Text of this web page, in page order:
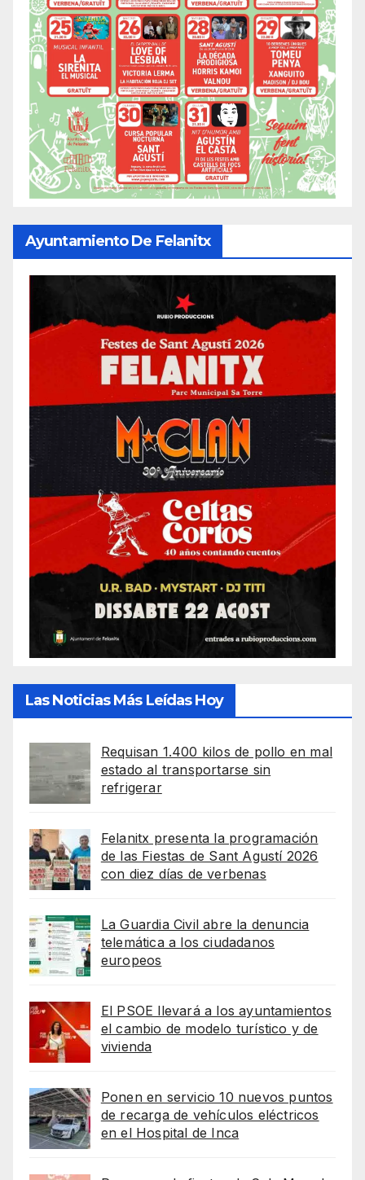
Ayuntamiento De Felanitx
Las Noticias Más Leídas Hoy
Requisan 1.400 kilos de pollo en mal
estado al transportarse sin
refrigerar
Felanitx presenta la programación
de las Fiestas de Sant Agustí 2026
con diez días de verbenas
La Guardia Civil abre la denuncia
telemática a los ciudadanos
europeos
El PSOE llevará a los ayuntamientos
el cambio de modelo turístico y de
vivienda
Ponen en servicio 10 nuevos puntos
de recarga de vehículos eléctricos
en el Hospital de Inca